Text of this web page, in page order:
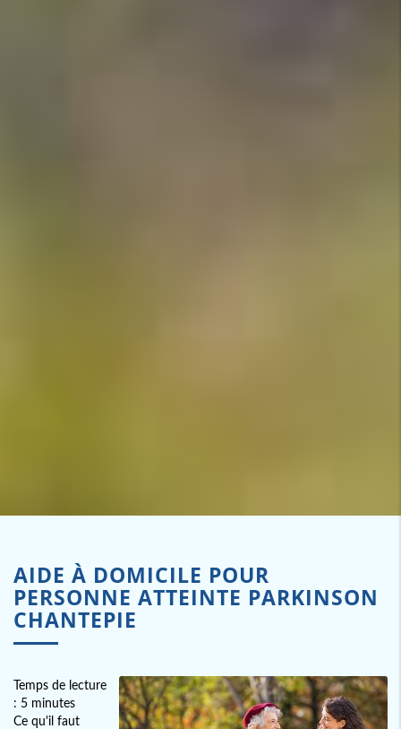
AIDE À DOMICILE POUR
PERSONNE ATTEINTE PARKINSON
CHANTEPIE
Temps de lecture
: 5 minutes
Ce qu'il faut